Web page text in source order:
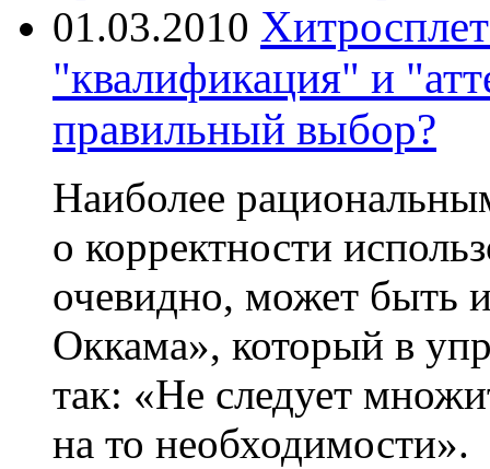
01.03.2010
"квалификация" и
правильный выбор?
Наиболее
о корректности
очевидно, может быть
Оккама», который в
так: «Не следует
на то необходимости».